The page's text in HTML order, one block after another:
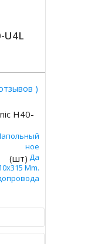
U4L
)
Да
Mm.
H40-
(шт)